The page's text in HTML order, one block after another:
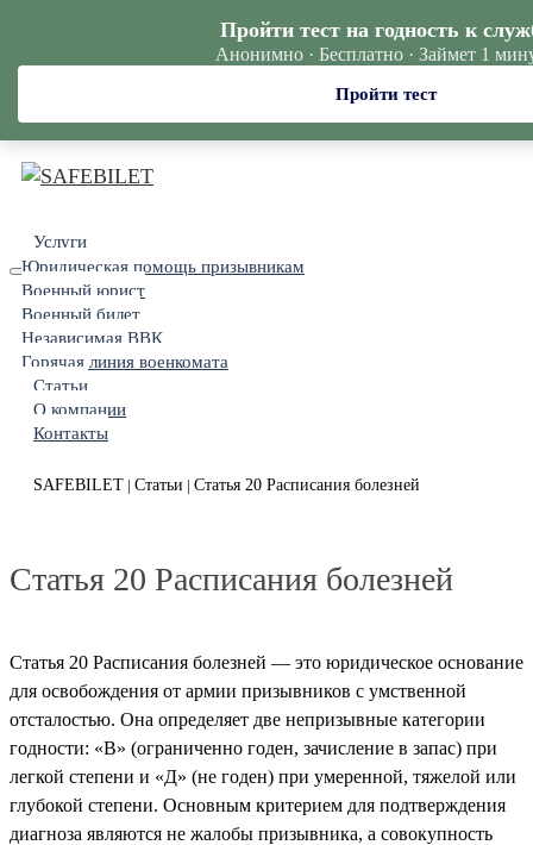
Услуги
Юридическая помощь призывникам
Военный юрист
Военный билет
Независимая ВВК
Горячая линия военкомата
Статьи
О компании
Контакты
SAFEBILET Статьи Статья 20 Расписания болезней
Статья 20 Расписания болезней
Статья 20 Расписания болезней — это юридическое основание
для освобождения от армии призывников с умственной
отсталостью. Она определяет две непризывные категории
годности: «В» (ограниченно годен, зачисление в запас) при
легкой степени и «Д» (не годен) при умеренной, тяжелой или
глубокой степени. Основным критерием для подтверждения
диагноза являются не жалобы призывника, а совокупность
Пройти тест на годность к
Анонимно · Бесплатно · Займет 1
Пройти тест